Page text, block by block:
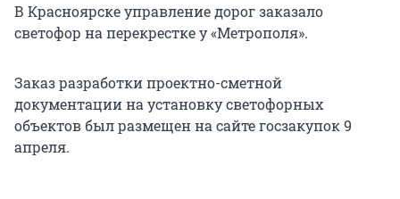
В Красноярске управление дорог заказало
светофор на перекрестке у «Метрополя».
Заказ разработки проектно-сметной
документации на установку светофорных
объектов был размещен на сайте госзакупок 9
апреля.